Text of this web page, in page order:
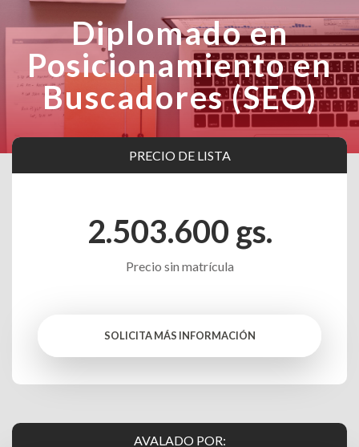
Diplomado en
Posicionamiento en
Buscadores (SEO)
PRECIO DE LISTA
2.503.600 gs.
Precio sin matrícula
SOLICITA MÁS INFORMACIÓN
AVALADO POR: